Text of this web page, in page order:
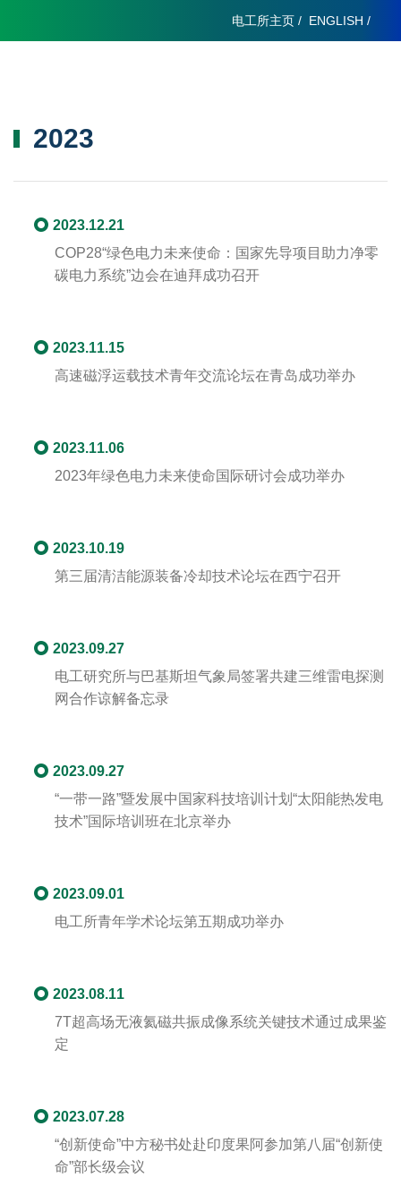
电工所主页 / ENGLISH /
2023
2023.12.21
COP28“绿色电力未来使命：国家先导项目助力净零
碳电力系统”边会在迪拜成功召开
2023.11.15
高速磁浮运载技术青年交流论坛在青岛成功举办
2023.11.06
2023年绿色电力未来使命国际研讨会成功举办
2023.10.19
第三届清洁能源装备冷却技术论坛在西宁召开
2023.09.27
电工研究所与巴基斯坦气象局签署共建三维雷电探测
网合作谅解备忘录
2023.09.27
“一带一路”暨发展中国家科技培训计划“太阳能热发电
技术”国际培训班在北京举办
2023.09.01
电工所青年学术论坛第五期成功举办
2023.08.11
7T超高场无液氦磁共振成像系统关键技术通过成果鉴
定
2023.07.28
“创新使命”中方秘书处赴印度果阿参加第八届“创新使
命”部长级会议